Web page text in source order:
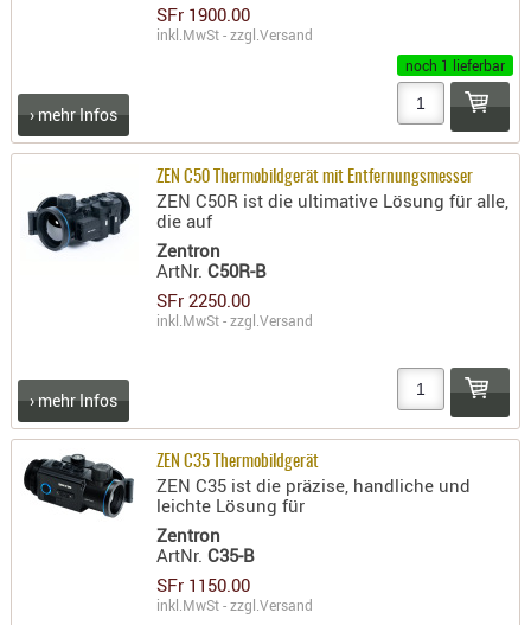
SFr 1900.00
inkl.MwSt - zzgl.Versand
noch 1 lieferbar
› mehr Infos
ZEN C50 Thermobildgerät mit Entfernungsmesser
ZEN C50R ist die ultimative Lösung für alle,
die auf
Zentron
ArtNr.C50R-B
SFr 2250.00
inkl.MwSt - zzgl.Versand
› mehr Infos
ZEN C35 Thermobildgerät
ZEN C35 ist die präzise, handliche und
leichte Lösung für
Zentron
ArtNr.C35-B
SFr 1150.00
inkl.MwSt - zzgl.Versand